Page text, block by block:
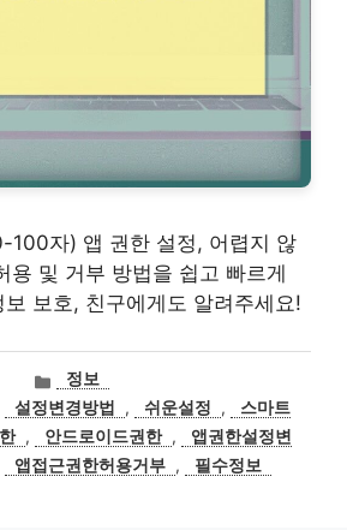
100자) 앱 권한 설정, 어렵지 않
용 및 거부 방법을 쉽고 빠르게
보호, 친구에게도 알려주세요!
카
테
고
리
정보
설정변경방법 , 쉬운설정 ,
스마트
, 안드로이드권한 ,
앱권한설정변
앱접근권한허용거부 , 필수정보